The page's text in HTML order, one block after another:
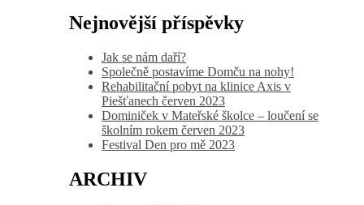
Nejnovější příspěvky
Jak se nám daří?
Společně postavíme Domču na nohy!
Rehabilitační pobyt na klinice Axis v
Piešťanech červen 2023
Dominiček v Mateřské školce – loučení se
školním rokem červen 2023
Festival Den pro mě 2023
ARCHIV